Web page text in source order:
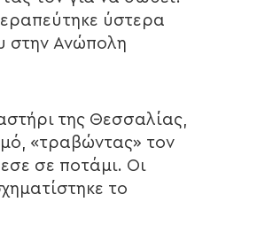
ύστερα
στην Ανώπολη
της Θεσσαλίας,
«τραβώντας» τον
σε ποτάμι. Οι
το